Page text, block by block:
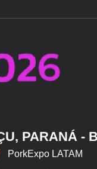
PARANÁ -
PorkExpo LATAM